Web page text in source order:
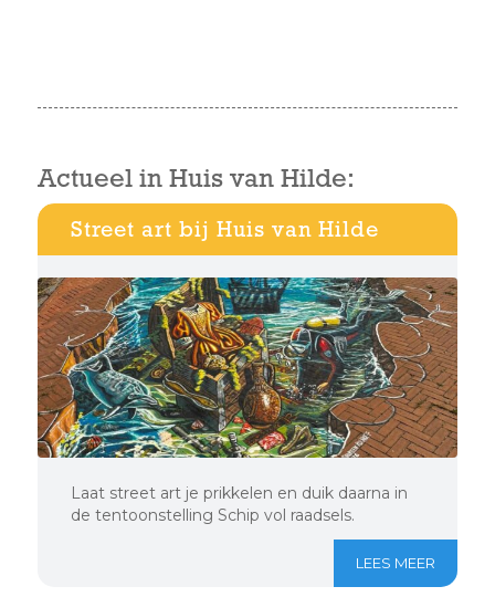
Actueel in Huis van Hilde:
Street art bij Huis van Hilde
Laat street art je prikkelen en duik daarna in
de tentoonstelling Schip vol raadsels.
LEES MEER